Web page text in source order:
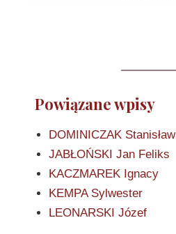
Powiązane wpisy
DOMINICZAK Stanisław
JABŁOŃSKI Jan Feliks
KACZMAREK Ignacy
KEMPA Sylwester
LEONARSKI Józef